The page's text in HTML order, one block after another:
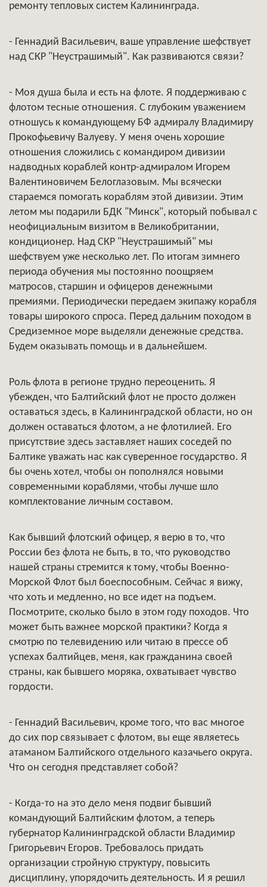
ремонту тепловых систем Калининграда.
- Геннадий Васильевич, ваше управление шефствует
над СКР "Неустрашимый". Как развиваются связи?
- Моя душа была и есть на флоте. Я поддерживаю с
флотом тесные отношения. С глубоким уважением
отношусь к командующему БФ адмиралу Владимиру
Прокофьевичу Валуеву. У меня очень хорошие
отношения сложились с командиром дивизии
надводных кораблей контр-адмиралом Игорем
Валентиновичем Белоглазовым. Мы всячески
стараемся помогать кораблям этой дивизии. Этим
летом мы подарили БДК "Минск", который побывал с
неофициальным визитом в Великобритании,
кондиционер. Над СКР "Неустрашимый" мы
шефствуем уже несколько лет. По итогам зимнего
периода обучения мы постоянно поощряем
матросов, старшин и офицеров денежными
премиями. Периодически передаем экипажу корабля
товары широкого спроса. Перед дальним походом в
Средиземное море выделяли денежные средства.
Будем оказывать помощь и в дальнейшем.
Роль флота в регионе трудно переоценить. Я
убежден, что Балтийский флот не просто должен
оставаться здесь, в Калининградской области, но он
должен оставаться флотом, а не флотилией. Его
присутствие здесь заставляет наших соседей по
Балтике уважать нас как суверенное государство. Я
бы очень хотел, чтобы он пополнялся новыми
современными кораблями, чтобы лучше шло
комплектование личным составом.
Как бывший флотский офицер, я верю в то, что
России без флота не быть, в то, что руководство
нашей страны стремится к тому, чтобы Военно-
Морской Флот был боеспособным. Сейчас я вижу,
что хоть и медленно, но все идет на подъем.
Посмотрите, сколько было в этом году походов. Что
может быть важнее морской практики? Когда я
смотрю по телевидению или читаю в прессе об
успехах балтийцев, меня, как гражданина своей
страны, как бывшего моряка, охватывает чувство
гордости.
- Геннадий Васильевич, кроме того, что вас многое
до сих пор связывает с флотом, вы еще являетесь
атаманом Балтийского отдельного казачьего округа.
Что он сегодня представляет собой?
- Когда-то на это дело меня подвиг бывший
командующий Балтийским флотом, а теперь
губернатор Калининградской области Владимир
Григорьевич Егоров. Требовалось придать
организации стройную структуру, повысить
дисциплину, упорядочить деятельность. И я решил